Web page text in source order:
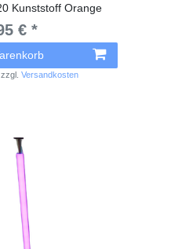
Kunststoff Orange
€ *
zzgl.Versandkosten